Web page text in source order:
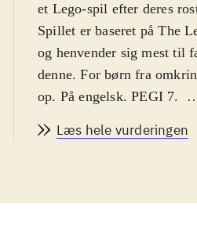
et Lego-spil efter deres
Spillet er baseret på The
og henvender sig mest til
denne. For børn fra
op. På engelsk. PEGI 7.
spillet arbejdsmanden
ødelægge hele Lego-
Læs hele vurderingen